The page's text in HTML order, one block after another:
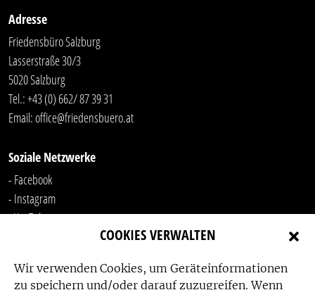
COOKIES VERWALTEN
Wir verwenden Cookies, um Geräteinformationen
zu speichern und/oder darauf zuzugreifen. Wenn
Adresse
Friedensbüro Salzburg
Lasserstraße 30/3
5020 Salzburg
Tel.:+43 (0) 662/ 87 39 31
Email:office@friedensbuero.at
Soziale Netzwerke
- Facebook
- Instagram
- YouTube